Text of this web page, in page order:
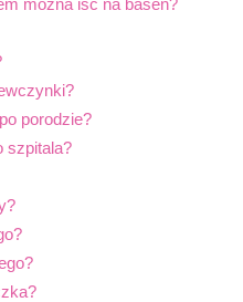
można iść na basen?
porodzie?
szpitala?